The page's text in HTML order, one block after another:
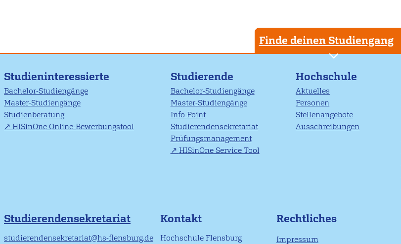
Finde deinen Studiengang
Studieninteressierte
Bachelor-Studiengänge
Master-Studiengänge
Studienberatung
HISinOne Online-Bewerbungstool
Studierende
Bachelor-Studiengänge
Master-Studiengänge
Info Point
Studierendensekretariat
Prüfungsmanagement
HISinOne Service Tool
Hochschule
Aktuelles
Personen
Stellenangebote
Ausschreibungen
Studierendensekretariat
studierendensekretariat@hs-flensburg.de
Kontakt
Hochschule Flensburg
Rechtliches
Impressum